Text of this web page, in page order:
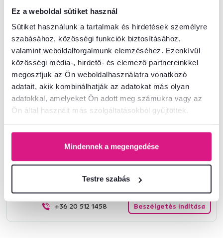
Ez a weboldal sütiket használ
Sütiket használunk a tartalmak és hirdetések személyre
szabásához, közösségi funkciók biztosításához,
valamint weboldalforgalmunk elemzéséhez. Ezenkívül
közösségi média-, hirdető- és elemező partnereinkkel
megosztjuk az Ön weboldalhasználatra vonatkozó
adatait, akik kombinálhatják az adatokat más olyan
adatokkal, amelyeket Ön adott meg számukra vagy az
Ön által használt más szolgáltatásokból gyűjtöttek.
Mindennek a megengedése
Testre szabás
Szívesen vásárolna az AVIER függő lámpa mellé
is? Válasszon afüggő lámpáink széles kínálatából
Termékszám : 0000290239
Alapparaméterek
Méretek és specifikációk
Nem találta meg a szükséges információkat?
Vegye fel velünk a kapcsolatot, és örömmel adunk tanácsot
+36 20 512 1458 Beszélgetés indítása